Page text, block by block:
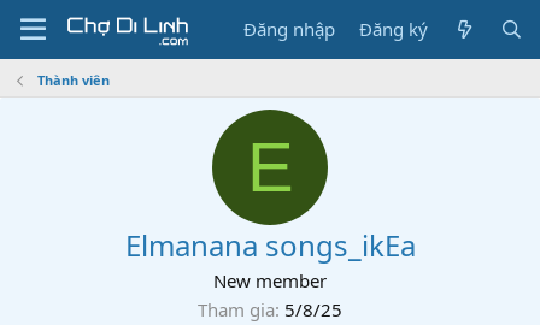
Đăng nhập Đăng ký
Thành viên
E
Elmanana songs_ikEa
New member
Tham gia 5/8/25